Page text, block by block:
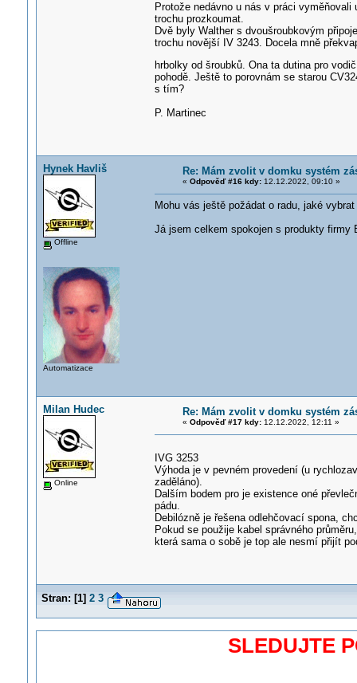
Protože nedávno u nás v práci
trochu prozkoumat.
Dvě byly Walther s dvoušroubkovým
trochu novější IV 3243. Docela mně
hrbolky od šroubků. Ona ta dutina pro
pohodě. Ještě to porovnám se starou
s tím?
P. Martinec
Hynek Havliš
Offline
Automatizace
Re: Mám zvolit v domku systém
« Odpověď #16 kdy:12.12.2022, 09:10 »
Mohu vás ještě požádat o radu, jaké
Já jsem celkem spokojen s produkty firmy
Milan Hudec
Online
Re: Mám zvolit v domku systém
« Odpověď #17 kdy:12.12.2022, 12:11 »
IVG 3253
Výhoda je v pevném provedení (u
zaděláno).
Dalším bodem pro je existence oné
pádu.
Debilózně je řešena odlehčovací spona,
Pokud se použije kabel správného
která sama o sobě je top ale nesmí přijít
Stran: [1] 2 3
SLEDUJTE